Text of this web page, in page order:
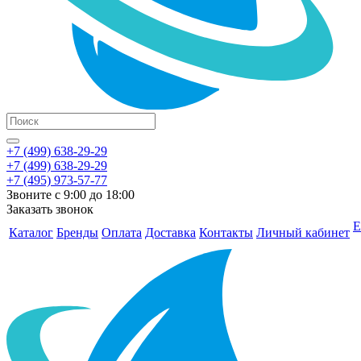
+7 (499) 638-29-29
+7 (499) 638-29-29
+7 (495) 973-57-77
Звоните с 9:00 до 18:00
Заказать звонок
Каталог Бренды Оплата Доставка Контакты Личный кабинет